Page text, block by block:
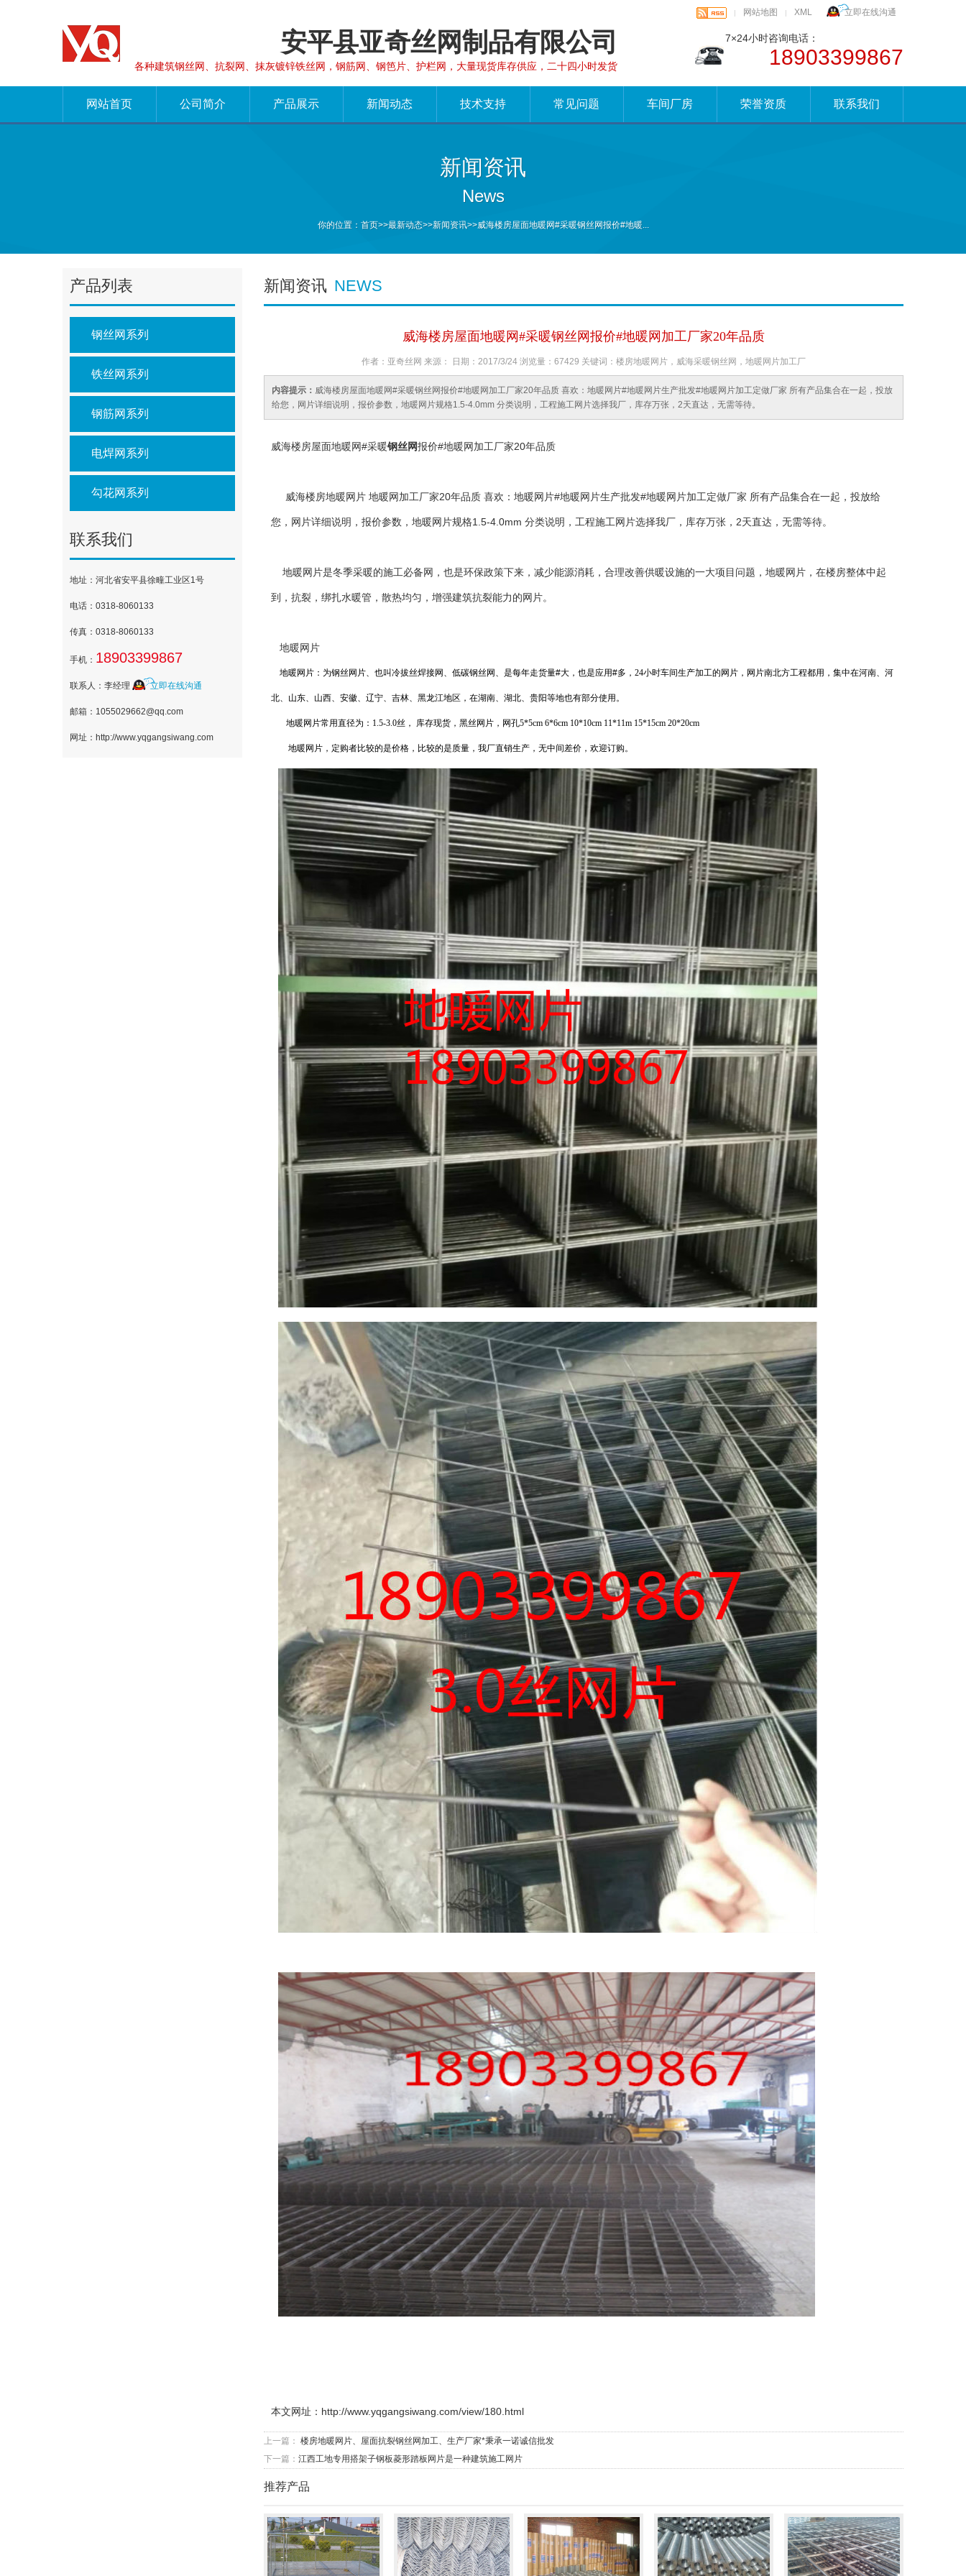
安平县亚奇丝网制品有限公司
各种建筑钢丝网、抗裂网、抹灰镀锌铁丝网，钢筋网、钢笆片、护栏网，大量现货库存供应，二十四小时发货
| 网站地图 | XML 立即在线沟通
7×24小时咨询电话：
18903399867
网站首页 公司简介 产品展示 新闻动态 技术支持 常见问题 车间厂房 荣誉资质 联系我们
新闻资讯
News
你的位置： 首页>>最新动态>>新闻资讯>>威海楼房屋面地暖网#采暖钢丝网报价#地暖...
产品列表
钢丝网系列
铁丝网系列
钢筋网系列
电焊网系列
勾花网系列
联系我们
地址：河北省安平县徐疃工业区1号
电话：0318-8060133
传真：0318-8060133
手机： 18903399867
联系人：李经理 立即在线沟通
邮箱：1055029662@qq.com
网址：http://www.yqgangsiwang.com
新闻资讯 NEWS
威海楼房屋面地暖网#采暖钢丝网报价#地暖网加工厂家20年品质
作者：亚奇丝网 来源： 日期：2017/3/24 浏览量：67429 关键词：楼房地暖网片，威海采暖钢丝网，地暖网片加工厂
内容提示： 威海楼房屋面地暖网#采暖钢丝网报价#地暖网加工厂家20年品质 喜欢：地暖网片#地暖网片生产批发#地暖网片加工定做厂家 所有产品集合在一起，投放
给您，网片详细说明，报价参数，地暖网片规格1.5-4.0mm 分类说明，工程施工网片选择我厂，库存万张，2天直达，无需等待。
威海楼房屋面地暖网#采暖钢丝网报价#地暖网加工厂家20年品质
威海楼房地暖网片 地暖网加工厂家20年品质 喜欢：地暖网片#地暖网片生产批发#地暖网片加工定做厂家 所有产品集合在一起，投放给
您，网片详细说明，报价参数，地暖网片规格1.5-4.0mm 分类说明，工程施工网片选择我厂，库存万张，2天直达，无需等待。
地暖网片是冬季采暖的施工必备网，也是环保政策下来，减少能源消耗，合理改善供暖设施的一大项目问题，地暖网片，在楼房整体中起
到，抗裂，绑扎水暖管，散热均匀，增强建筑抗裂能力的网片。
地暖网片
地暖网片：为钢丝网片、也叫冷拔丝焊接网、低碳钢丝网、是每年走货量#大，也是应用#多， 24小时车间生产加工的网片，网片南北方工程都用，集中在河南、河
北、山东、山西、安徽、辽宁、吉林、黑龙江地区，在湖南、湖北、贵阳等地也有部分使用。
地暖网片常用直径为： 1.5-3.0丝， 库存现货，黑丝网片，网孔5*5cm 6*6cm 10*10cm 11*11m 15*15cm 20*20cm
地暖网片，定购者比较的是价格，比较的是质量，我厂直销生产，无中间差价，欢迎订购。
本文网址： http://www.yqgangsiwang.com/view/180.html
上一篇： 楼房地暖网片、屋面抗裂钢丝网加工、生产厂家*秉承一诺诚信批发
下一篇： 江西工地专用搭架子钢板菱形踏板网片是一种建筑施工网片
推荐产品